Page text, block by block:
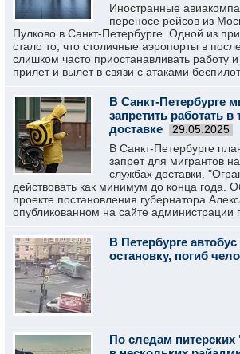
Иностранные
переносе рейсов из
Пулково в Санкт-Петербурге. Одной из
стало то, что столичные аэропорты в
слишком часто приостанавливать работу
прилет и вылет в связи с атаками
В Санкт-Петербурге
запретить работать в
доставке
29.05.2025
В Санкт-Петербурге
запрет для мигрантов
службах доставки.
действовать как минимум до конца года.
проекте постановления губернатора
опубликованном на сайте администрации
В Петербурге
остановку, погиб
По следам питерских